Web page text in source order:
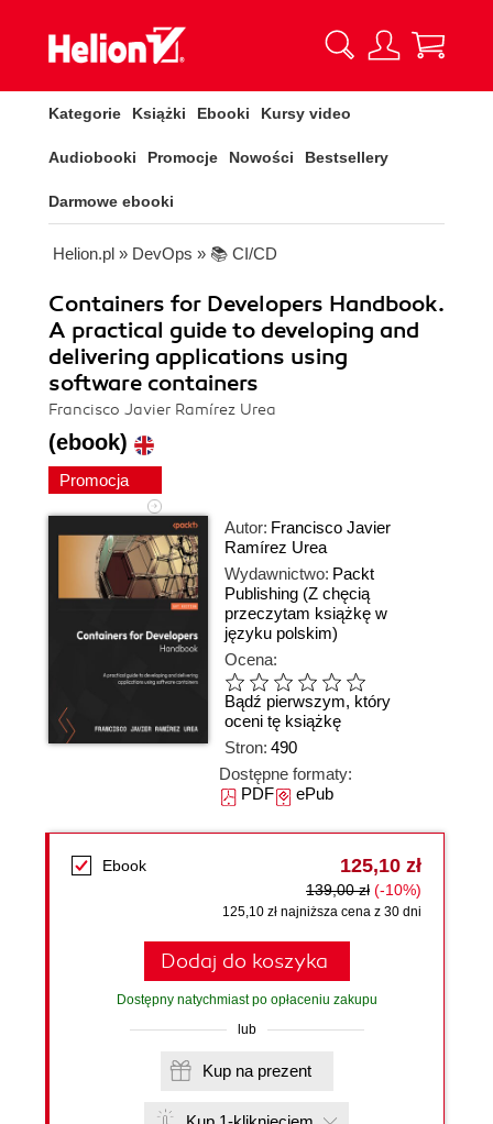
Kategorie Książki Ebooki Kursy video
Audiobooki Promocje Nowości Bestsellery
Darmowe ebooki
Helion.pl » DevOps » 📚 CI/CD
Containers for Developers Handbook.
A practical guide to developing and
delivering applications using
software containers
Francisco Javier Ramírez Urea
(ebook)
Promocja
Autor: Francisco Javier
Ramírez Urea
Wydawnictwo: Packt
Publishing (Z chęcią
przeczytam książkę w
języku polskim)
Ocena:
Bądź pierwszym, który
oceni tę książkę
Stron: 490
Dostępne formaty:
PDFePub
Ebook 125,10 zł
139,00 zł (-10%)
125,10 zł najniższa cena z 30 dni
Dodaj do koszyka
Dostępny natychmiast po opłaceniu zakupu
lub
Kup na prezent